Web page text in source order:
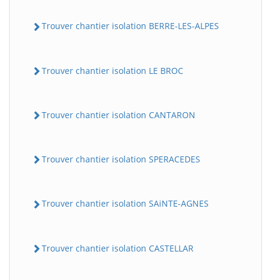
Trouver chantier isolation BERRE-LES-ALPES
Trouver chantier isolation LE BROC
Trouver chantier isolation CANTARON
Trouver chantier isolation SPERACEDES
Trouver chantier isolation SAiNTE-AGNES
Trouver chantier isolation CASTELLAR